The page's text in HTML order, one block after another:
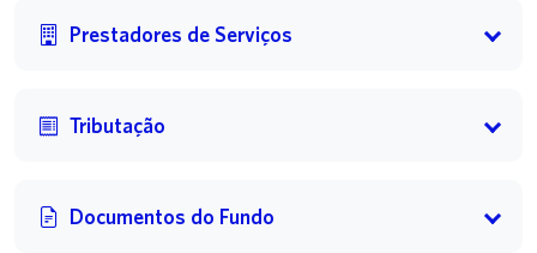
Prestadores de Serviços
Tributação
Documentos do Fundo